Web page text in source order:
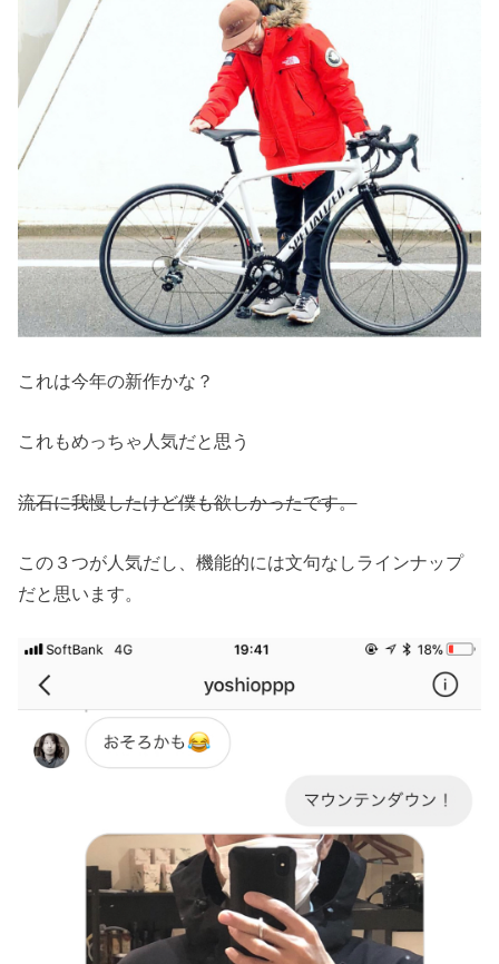
これは今年の新作かな？
これもめっちゃ人気だと思う
流石に我慢したけど僕も欲しかったです。
この３つが人気だし、機能的には文句なしラインナップ
だと思います。